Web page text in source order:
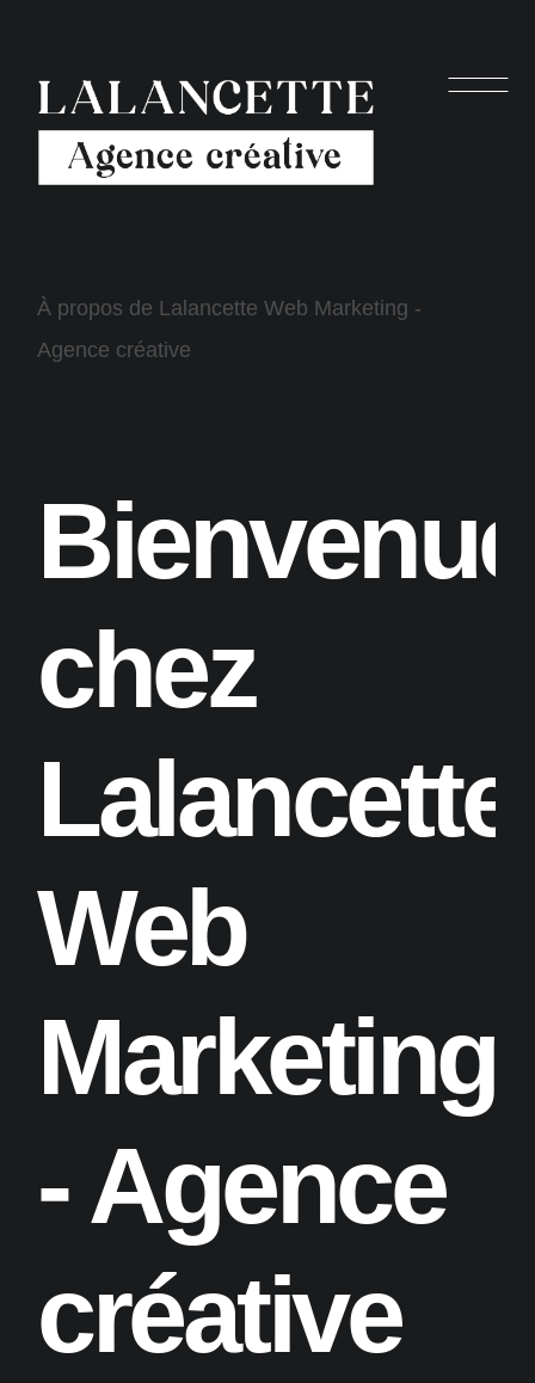
À propos d e La ancette We b Marketing -
Agence créative
Bienvenue
chez
Lalancette
Web
Marketing
- Agence
créative